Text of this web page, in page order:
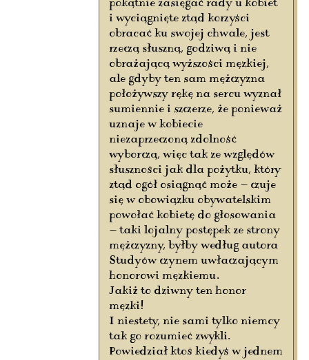
pokątnie zasięgać rady u kobiet
i wyciągnięte ztąd korzyści
obracać ku swojej chwale, jest
rzeczą słuszną, godziwą i nie
obrażającą wyższości męzkiej,
ale gdyby ten sam mężczyzna
położywszy rękę na sercu wyznał
sumiennie i szczerze, że ponieważ
uznaje w kobiecie
niezaprzeczoną zdolność
wyborczą, więc tak ze względów
słuszności jak dla pożytku, który
ztąd ogół osiągnąć może — czuje
się w obowiązku obywatelskim
powołać kobietę do głosowania
— taki lojalny postępek ze strony
mężczyzny, byłby według autora
Studyów czynem uwłaczającym
honorowi męzkiemu.
Jakiż to dziwny ten honor
męzki!
I niestety, nie sami tylko niemcy
tak go rozumieć zwykli.
Powiedział ktoś kiedyś w jednem